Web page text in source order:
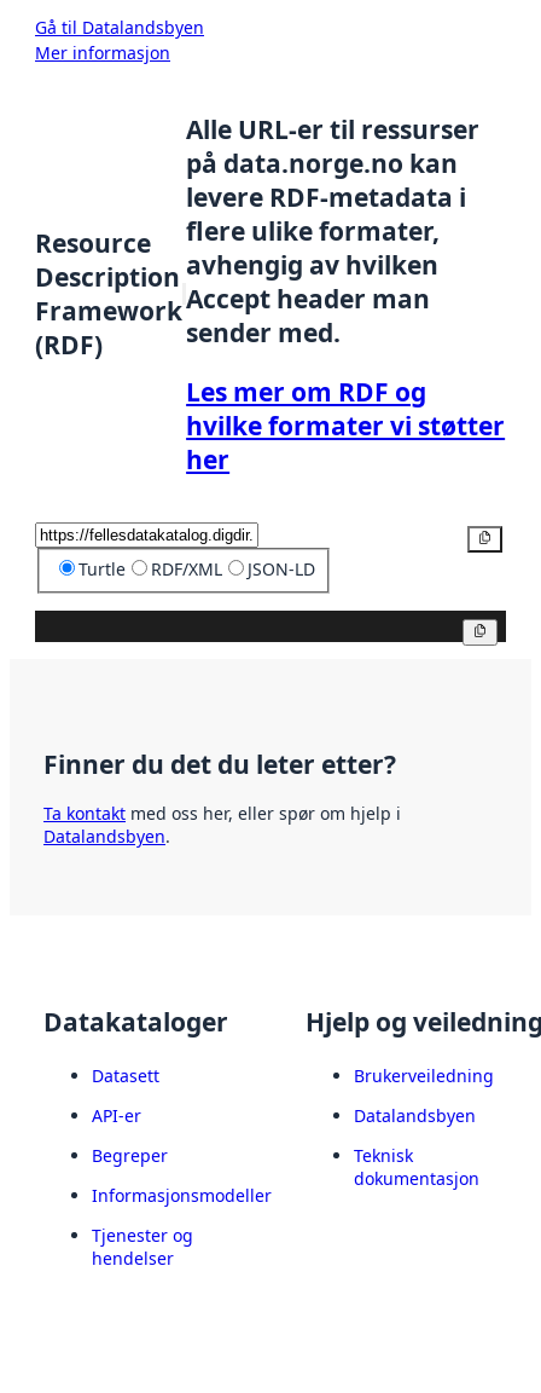
Gå til Datalandsbyen
Mer informasjon
Resource
Description
Framework
(RDF)
Alle URL-er til ressurser
på data.norge.no kan
levere RDF-metadata i
flere ulike formater,
avhengig av hvilken
Accept header man
sender med.
Les mer om RDF og
hvilke formater vi støtter
her
Turtle RDF/XML JSON-LD
Finner du det du leter etter?
Ta kontakt med oss her, eller spør om hjelp i
Datalandsbyen.
Datakataloger
Datasett
API-er
Begreper
Informasjonsmodeller
Tjenester og
hendelser
Hjelp og
Brukerveiledning
Datalandsbyen
Teknisk
dokumentasjon